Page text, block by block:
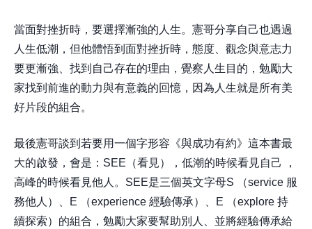
當面對挫折時，要選擇漸強的人生。憲哥分享自己也遇過
人生低潮，但他體悟到面對挫折時，態度、觀念與意志力
要更漸強、找到自己存在的理由，覺察人生目的，勉勵大
家找到前進的動力與有意義的回憶，因為人生就是所有美
好片段的組合。
最後憲哥談到若要用一個字形容《與成功有約》這本書最
大的啟發，會是：SEE（看見），低潮的時候看見自己 ，
高峰的時候看見他人。SEE是三個英文字母S （service 服
務他人）、E （experience 經驗傳承）、E （explore 持
續探索）的組合，勉勵大家要幫助別人、並將經驗傳承給